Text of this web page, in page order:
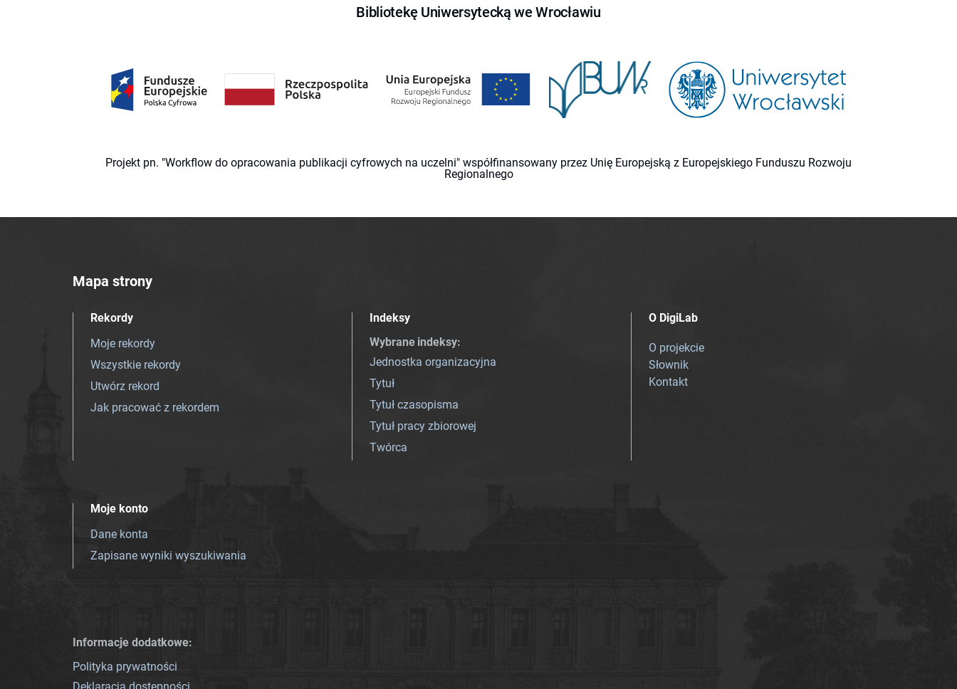
Bibliotekę Uniwersytecką we Wrocławiu
Projekt pn. "Workflow do opracowania publikacji cyfrowych na uczelni" współfinansowany przez Unię Europejską z Europejskiego Funduszu Rozwoju
Regionalnego
Mapa strony
Rekordy
Moje rekordy
Wszystkie rekordy
Utwórz rekord
Jak pracować z rekordem
Indeksy
Wybrane indeksy:
Jednostka organizacyjna
Tytuł
Tytuł czasopisma
Tytuł pracy zbiorowej
Twórca
O DigiLab
O projekcie
Słownik
Kontakt
Moje konto
Dane konta
Zapisane wyniki wyszukiwania
Informacje dodatkowe:
Polityka prywatności